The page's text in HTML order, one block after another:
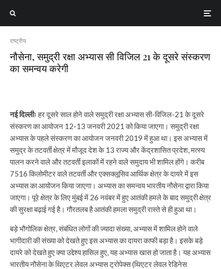
राष्ट्रीय
नौसेना, समुद्री रक्षा अभ्यास सी विजिल 21 के दूसरे संस्करण
का समन्वय करेगी
नई दिल्लीःहर दूसरे साल होने वाले समुद्री रक्षा अभ्यास सी-विजिल-21 के दूसरे
संस्करण का आयोजन 12-13 जनवरी 2021 को किया जाएगा। समुद्री रक्षा
अभ्यास के पहले संस्करण का आयोजन जनवरी 2019 में हुआ था। इस अभ्यास में
समुद्र के तटवर्ती क्षेत्र में मौजूद देश के 13 राज्य और केंद्रशासित प्रदेश, मत्स्य
पालन करने वाले और तटवर्ती इलाकों में रहने वाले समुदाय भी शामिल होंगे। करीब
7516 किलोमीटर वाले तटवर्ती और एक्सक्लूसिव आर्थिक क्षेत्र के दायरे में इस
अभ्यास का आयोजन किया जाएगा। अभ्यास का समन्वय भारतीय नौसेना द्वारा किया
जाएगा। पूरे क्षेत्र के लिए मुंबई में 26 नवंबर में हुए आतंकी हमले के बाद समुद्री क्षेत्र
की सुरक्षा बढ़ाई गई है। गौरतलब है आतंकी हमला समुद्री रास्ते से ही हुआ था।
बड़े भौगोलिक क्षेत्र, संबंधित लोगों की ज्यादा संख्या, अभ्यास में शामिल होने वाले
भागीदारी की संख्या को देखते हुए इस अभ्यास का दायरा काफी बड़ा है। इसके बड़े
दायरे को देखते हुए क्या उद्देश्य हासिल हुए, यह अभ्यास खास हो जाता है। यह अभ्यास
भारतीय नौसेना के थिएटर लेवल अभ्यास ट्रोपेक्स (थिएटर लेवल रेडिनेस